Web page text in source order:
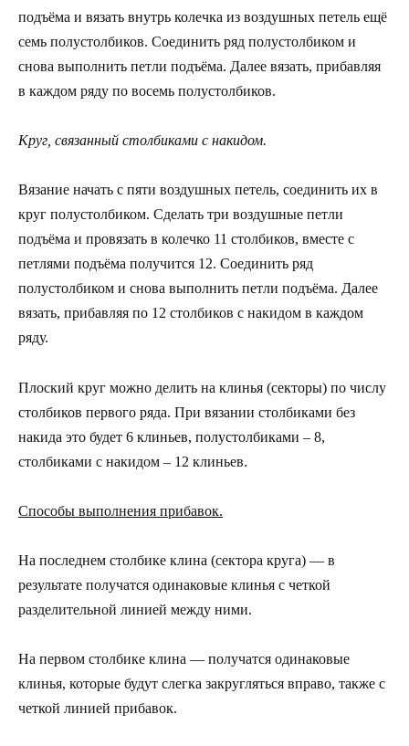
подъёма и вязать внутрь колечка из воздушных петель ещё
семь полустолбиков. Соединить ряд полустолбиком и
снова выполнить петли подъёма. Далее вязать, прибавляя
в каждом ряду по восемь полустолбиков.
Круг, связанный столбиками с накидом.
Вязание начать с пяти воздушных петель, соединить их в
круг полустолбиком. Сделать три воздушные петли
подъёма и провязать в колечко 11 столбиков, вместе с
петлями подъёма получится 12. Соединить ряд
полустолбиком и снова выполнить петли подъёма. Далее
вязать, прибавляя по 12 столбиков с накидом в каждом
ряду.
Плоский круг можно делить на клинья (секторы) по числу
столбиков первого ряда. При вязании столбиками без
накида это будет 6 клиньев, полустолбиками – 8,
столбиками с накидом – 12 клиньев.
Способы выполнения прибавок.
На последнем столбике клина (сектора круга) — в
результате получатся одинаковые клинья с четкой
разделительной линией между ними.
На первом столбике клина — получатся одинаковые
клинья, которые будут слегка закругляться вправо, также с
четкой линией прибавок.